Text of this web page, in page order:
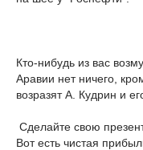
Кто-нибудь из вас
Аравии нет ничего,
возразят А. Кудрин и
Сделайте свою
Вот есть чистая